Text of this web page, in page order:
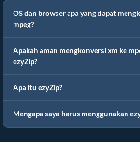
OS dan browser apa yang dapat
mpeg?
Apakah aman mengkonversi xm ke
ezyZip?
Apa itu ezyZip?
Mengapa saya harus menggunakan